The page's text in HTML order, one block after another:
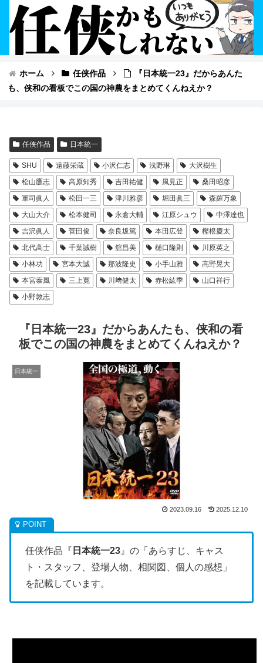
ホーム 任侠作品
『日本統一23』だからあんた
も、侠和の看板でこの国の神農をまとめてくんねえか？
任侠作品 日本統一
SHU 遠藤栄蔵 小沢仁志 浅野琳
大沢樹生
松山鷹志
高原知秀 吉田祐健 風見正
桑田昭彦
軍司眞人
松田一三 津川雅彦 堀田眞三
森羅万象
大山大介
松本健司 永倉大輔 江原シュウ
中澤達也
吉沢眞人
菅田俊 奈良坂篤 本田広登
樫根慶太
北代高士
千葉誠樹 舘昌美 樋口隆則
川原英之
小林功
宮本大誠 那波隆史 小手山雅
高野晃大
本宮泰風
三上寛 川﨑健太 赤松紘季
山口祥行
小野敦志
『日本統一23』だからあんたも、侠和の看
板でこの国の神農をまとめてくんねえか？
日本統一
2023.09.16 2025.12.10
任侠作品『 日本統一23 』の「あらすじ、キャス
ト・スタッフ、登場人物、相関図、個人の感想」
を記載しています。